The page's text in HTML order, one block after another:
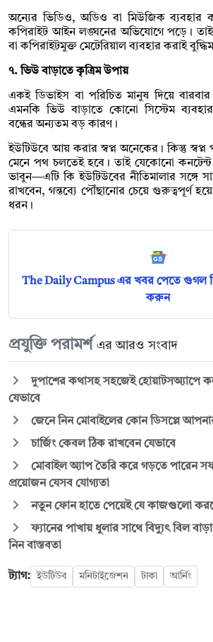
অন্যের ভিডিও, অডিও বা মিউজিক ব্যবহার
কপিরাইট আইন লঙ্ঘনের অভিযোগে পড়ে।
বা কপিরাইটমুক্ত মেটেরিয়াল ব্যবহার করাই
৭. ভিউ বাড়াতে কৃত্রিম উপায়
একই ডিভাইস বা পরিচিত মানুষ দিয়ে
এমনকি ভিউ বাড়াতে কোনো সিস্টেম
বন্ধের অন্যতম বড় কারণ।
ইউটিউবে আয় করার স্বপ্ন অনেকের। কিন্তু
মেনে পথ চলতেই হবে। তাই যেকোনো
ভাবুন—এটি কি ইউটিউবের নীতিমালার সঙ্গে
রাখবেন, গন্তব্যে পৌঁছানোর চেয়ে গুরুত্বপূর্ণ
ধরন।
The Daily Campus এর খবর পেতে গুগল
করুন
প্রযুক্তি পরামর্শ এর আরও সংবাদ
দুপাশের কথাসহ সহজেই হোয়াটসঅ্যাপে
যেভাবে
জেনে নিন মোবাইলের কোন ডিসপ্লে
চার্জিং কেবল ঠিক রাখবেন যেভাবে
মোবাইল অ্যাপ তৈরি করে গড়তে পারেন
প্রয়োজন যেসব যোগ্যতা
নতুন ফোন হাতে পেয়েই যে কাজগুলো
ফ্যানের পাখায় ধুলার সাথে বিদ্যুৎ বিল
নিন বাস্তবতা
ট্যাগ: ইউটিউব মনিটাইজেশন টাকা আর্নিং